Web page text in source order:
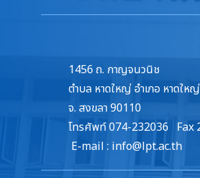
1456 ถ. กาญจนวนิช
ตำบล หาดใหญ่ อำเภอ หาดใหญ่
จ. สงขลา 90110
โทรศัพท์ 074-232036 Fax
E-mail : info@lpt.ac.th